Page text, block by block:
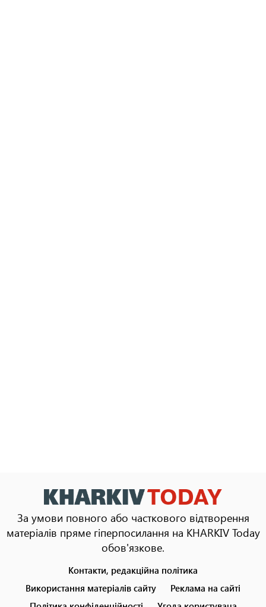
За умови повного або часткового відтворення
матеріалів пряме гіперпосилання на KHARKIV Today
обов'язкове.
menu
Контакти, редакційна політика
Використання матеріалів сайту
Реклама на сайті